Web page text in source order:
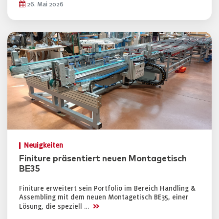
26. Mai 2026
Neuigkeiten
Finiture präsentiert neuen Montagetisch
BE35
Finiture erweitert sein Portfolio im Bereich Handling &
Assembling mit dem neuen Montagetisch BE35, einer
Lösung, die speziell … >>